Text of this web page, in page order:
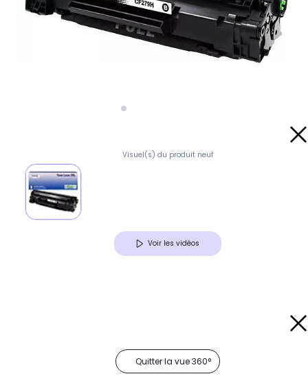
Visuel(s) du produit neuf
Voir les vidéos
Quitter la vue 360°